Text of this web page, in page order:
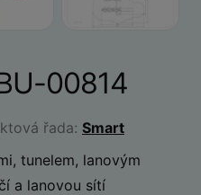
00814
řada: Smart
tunelem, lanovým
a lanovou sítí